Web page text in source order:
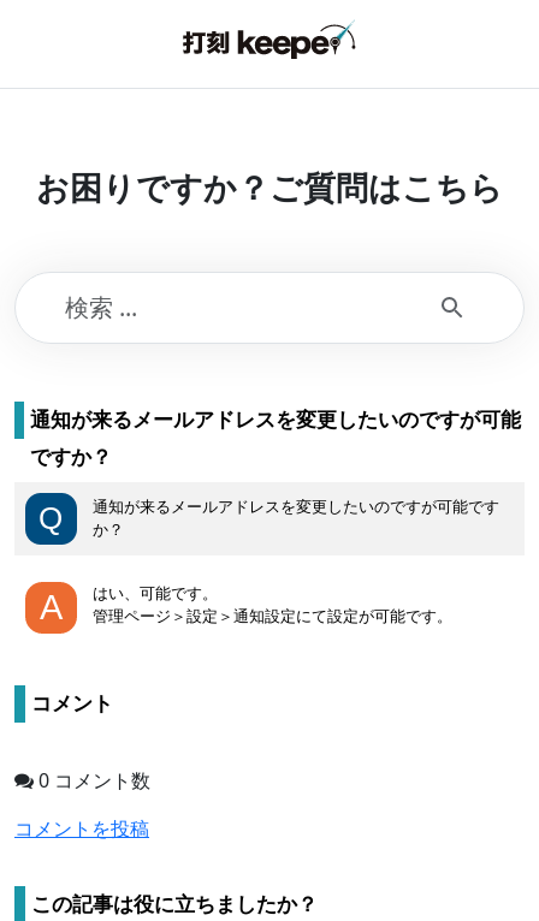
お困りですか？ご質問はこちら
通知が来るメールアドレスを変更したいのですが可能
ですか？
通知が来るメールアドレスを変更したいのですが可能です
か？
はい、可能です。
管理ページ＞設定＞通知設定にて設定が可能です。
コメント
0 コメント数
コメントを投稿
この記事は役に立ちましたか？